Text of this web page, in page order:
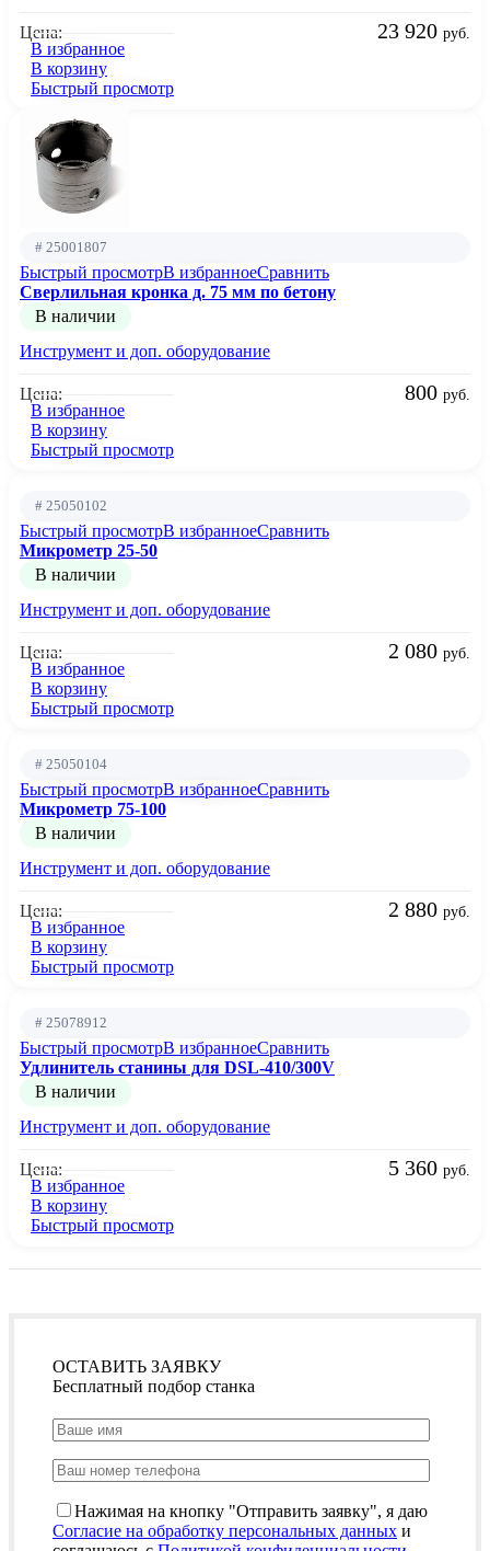
Цена: 23 920 руб.
В избранное
В корзину
Быстрый просмотр
# 25001807
Быстрый просмотрВ избранноеСравнить
Сверлильная кронка д. 75 мм по бетону
В наличии
Инструмент и доп. оборудование
Цена: 800 руб.
В избранное
В корзину
Быстрый просмотр
# 25050102
Быстрый просмотрВ избранноеСравнить
Микрометр 25-50
В наличии
Инструмент и доп. оборудование
Цена: 2 080 руб.
В избранное
В корзину
Быстрый просмотр
# 25050104
Быстрый просмотрВ избранноеСравнить
Микрометр 75-100
В наличии
Инструмент и доп. оборудование
Цена: 2 880 руб.
В избранное
В корзину
Быстрый просмотр
# 25078912
Быстрый просмотрВ избранноеСравнить
Удлинитель станины для DSL-410/300V
В наличии
Инструмент и доп. оборудование
Цена: 5 360 руб.
В избранное
В корзину
Быстрый просмотр
ОСТАВИТЬ ЗАЯВКУ
Бесплатный подбор станка
Нажимая на кнопку "Отправить заявку", я даю
Согласие на обработку персональных данных и